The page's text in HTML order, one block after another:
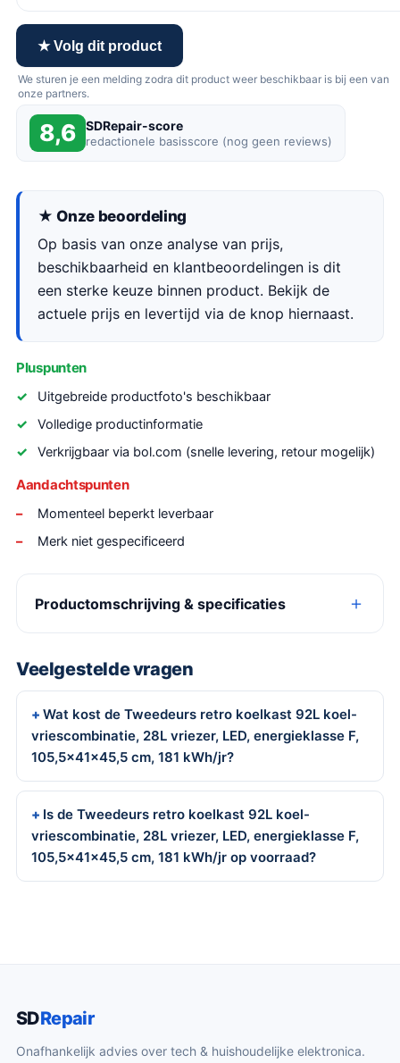
★ Volg dit product
We sturen je een melding zodra dit product weer beschikbaar is bij een van
onze partners.
8,6 SDRepair-score
redactionele basisscore (nog geen reviews)
★ Onze beoordeling
Op basis van onze analyse van prijs,
beschikbaarheid en klantbeoordelingen is dit
een sterke keuze binnen product. Bekijk de
actuele prijs en levertijd via de knop hiernaast.
Pluspunten
Uitgebreide productfoto's beschikbaar
Volledige productinformatie
Verkrijgbaar via bol.com (snelle levering, retour mogelijk)
Aandachtspunten
Momenteel beperkt leverbaar
Merk niet gespecificeerd
Productomschrijving & specificaties
Veelgestelde vragen
Wat kost de Tweedeurs retro koelkast 92L koel-
vriescombinatie, 28L vriezer, LED, energieklasse F,
105,5x41x45,5 cm, 181 kWh/jr?
Is de Tweedeurs retro koelkast 92L koel-
vriescombinatie, 28L vriezer, LED, energieklasse F,
105,5x41x45,5 cm, 181 kWh/jr op voorraad?
SDRepair
Onafhankelijk advies over tech & huishoudelijke elektronica.